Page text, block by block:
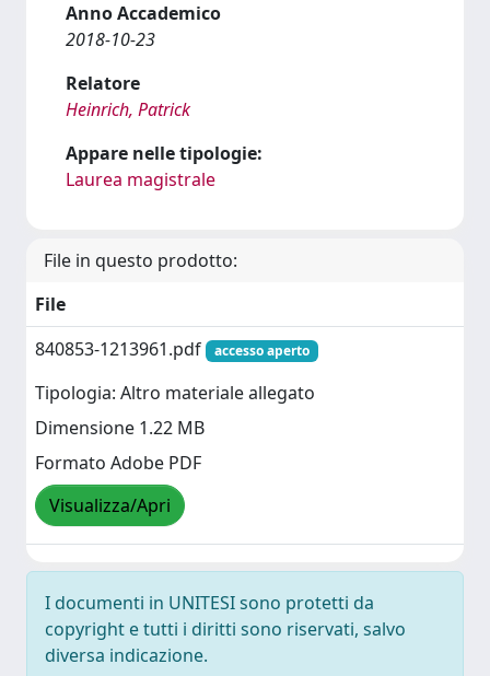
Anno Accademico
2018-10-23
Relatore
Heinrich, Patrick
Appare nelle tipologie:
Laurea magistrale
File in questo prodotto:
File
840853-1213961.pdf
accesso aperto
Tipologia: Altro materiale allegato
Dimensione 1.22 MB
Formato Adobe PDF
Visualizza/Apri
I documenti in UNITESI sono protetti da
copyright e tutti i diritti sono riservati, salvo
diversa indicazione.